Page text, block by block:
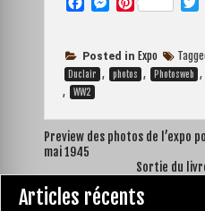
e
b
o
k
s
e
e
r
t
e
t
t
t
Posted in Expo
Duclair , photos , Photosweb ,
, WW2
Navigation
de
l’article
Preview des photos de l’expo
mai 1945
Sortie du livre
Articles récents